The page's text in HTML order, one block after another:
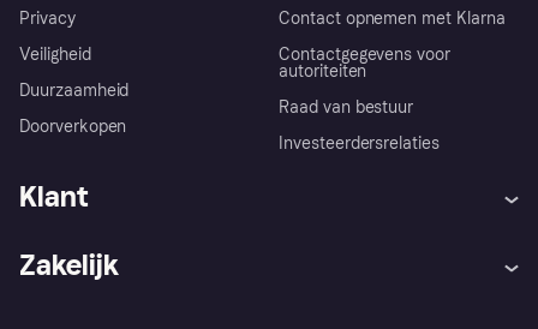
Privacy
Veiligheid
Duurzaamheid
Doorverkopen
Contact opnemen met Klarna
Contactgegevens voor
autoriteiten
Raad van bestuur
Investeerdersrelaties
Klant
Zakelijk